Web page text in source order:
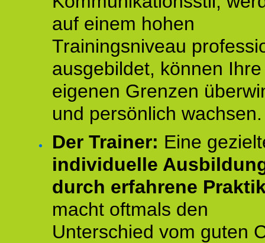
auf einem hohen
Trainingsniveau
ausgebildet, können Ihre
eigenen Grenzen
und persönlich wachsen.
Der Trainer: Eine
individuelle
durch erfahrene
macht oftmals den
Unterschied vom guten